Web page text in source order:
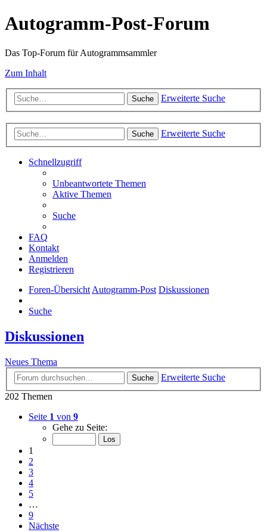
Autogramm-Post-Forum
Das Top-Forum für Autogrammsammler
Zum Inhalt
Suche Erweiterte Suche
Suche Erweiterte Suche
Schnellzugriff
Unbeantwortete Themen
Aktive Themen
Suche
FAQ
Kontakt
Anmelden
Registrieren
Foren-Übersicht Autogramm-Post Diskussionen
Suche
Diskussionen
Neues Thema
Suche
Erweiterte Suche
202 Themen
Seite 1 von 9
Gehe zu Seite:
1
2
3
4
5
…
9
Nächste